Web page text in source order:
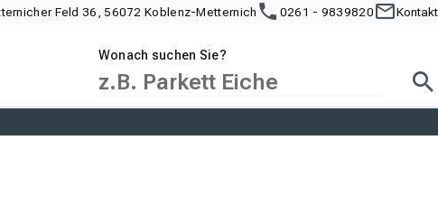
Feld 36, 56072 Koblenz-Metternich 0261 - 9839820 Kontakt
Wonach suchen Sie?